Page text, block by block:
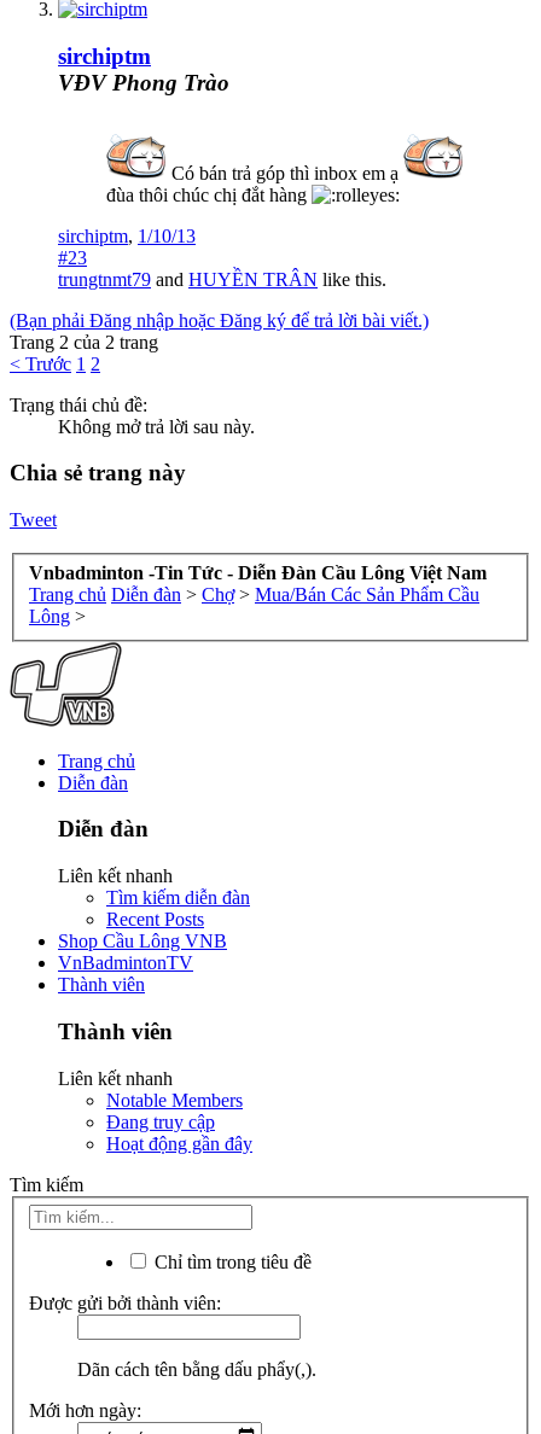
sirchiptm
VĐV Phong Trào
Có bán trả góp thì inbox em ạ
đùa thôi chúc chị đắt hàng
sirchiptm, 1/10/13
#23
trungtnmt79 and HUYỀN TRÂN like this.
(Bạn phải Đăng nhập hoặc Đăng ký để trả lời bài viết.)
Trang 2 của 2 trang
< Trước 1 2
Trạng thái chủ đề:
Không mở trả lời sau này.
Chia sẻ trang này
Tweet
Vnbadminton -Tin Tức - Diễn Đàn Cầu Lông Việt Nam
Trang chủ Diễn đàn > Chợ > Mua/Bán Các Sản Phẩm Cầu
Lông >
Trang chủ
Diễn đàn
Diễn đàn
Liên kết nhanh
Tìm kiếm diễn đàn
Recent Posts
Shop Cầu Lông VNB
VnBadmintonTV
Thành viên
Thành viên
Liên kết nhanh
Notable Members
Đang truy cập
Hoạt động gần đây
Tìm kiếm
Chỉ tìm trong tiêu đề
Được gửi bởi thành viên:
Dãn cách tên bằng dấu phẩy(,).
Mới hơn ngày: